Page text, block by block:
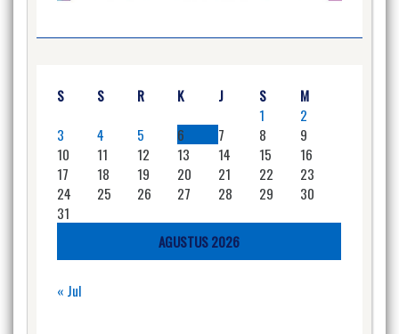
AGUSTUS 2026
S S R K J S
M
1
2
3
4 5 6 7 8
9
10
11 12 13 14 15
16
17
18 19 20 21 22
23
24
25 26 27 28 29
30
31
« Jul